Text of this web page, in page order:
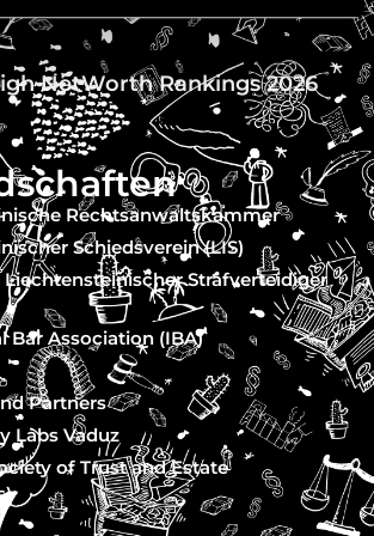
NetWorth Rankings 2026
Rechtsanwaltskammer
Schiedsverein (LIS)
Strafverteidiger
Bar Association (IBA)
Partners
Labs Vaduz
of Trust and Estate